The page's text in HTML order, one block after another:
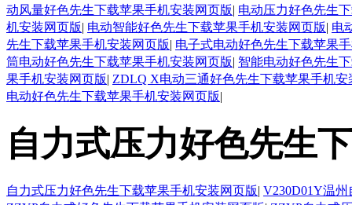
动风量好色先生下载苹果手机安装网页版| 电动压力好色先生
机安装网页版| 电动智能好色先生下载苹果手机安装网页版| 电
先生下载苹果手机安装网页版| 电子式电动好色先生下载苹果
筒电动好色先生下载苹果手机安装网页版| 智能电动好色先生
果手机安装网页版| ZDLQ X电动三通好色先生下载苹果手机安
电动好色先生下载苹果手机安装网页版|
自力式压力好色先生
自力式压力好色先生下载苹果手机安装网页版| V230D01Y温